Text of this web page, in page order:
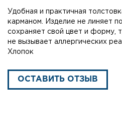
Удобная и практичная
карманом. Изделие не линяет
сохраняет свой цвет и форму,
не вызывает аллергических
Хлопок
ОСТАВИТЬ ОТЗЫВ